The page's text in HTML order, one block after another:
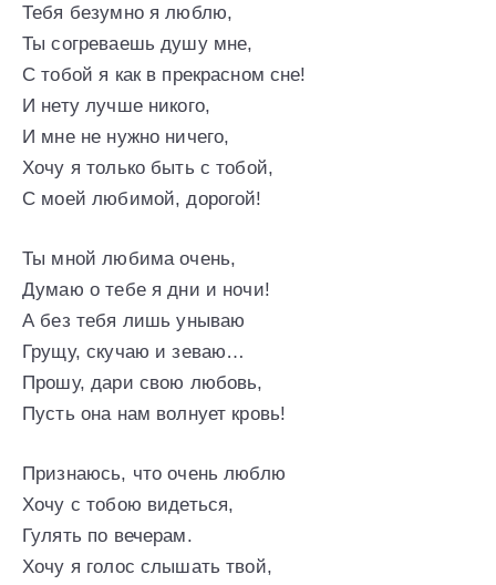
Тебя безумно я люблю,
Ты согреваешь душу мне,
С тобой я как в прекрасном сне!
И нету лучше никого,
И мне не нужно ничего,
Хочу я только быть с тобой,
С моей любимой, дорогой!
Ты мной любима очень,
Думаю о тебе я дни и ночи!
А без тебя лишь унываю
Грущу, скучаю и зеваю…
Прошу, дари свою любовь,
Пусть она нам волнует кровь!
Признаюсь, что очень люблю
Хочу с тобою видеться,
Гулять по вечерам.
Хочу я голос слышать твой,